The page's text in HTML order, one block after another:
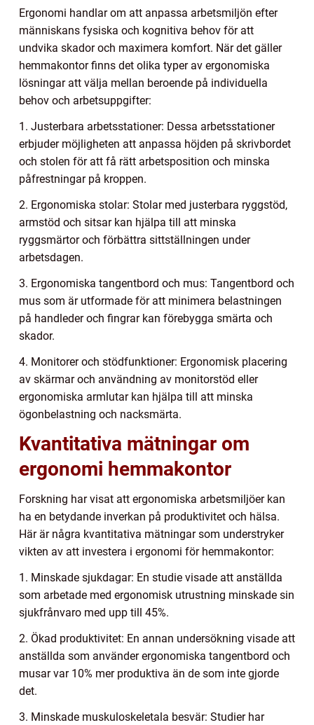
Ergonomi handlar om att anpassa arbetsmiljön efter
människans fysiska och kognitiva behov för att
undvika skador och maximera komfort. När det gäller
hemmakontor finns det olika typer av ergonomiska
lösningar att välja mellan beroende på individuella
behov och arbetsuppgifter:
1. Justerbara arbetsstationer: Dessa arbetsstationer
erbjuder möjligheten att anpassa höjden på skrivbordet
och stolen för att få rätt arbetsposition och minska
påfrestningar på kroppen.
2. Ergonomiska stolar: Stolar med justerbara ryggstöd,
armstöd och sitsar kan hjälpa till att minska
ryggsmärtor och förbättra sittställningen under
arbetsdagen.
3. Ergonomiska tangentbord och mus: Tangentbord och
mus som är utformade för att minimera belastningen
på handleder och fingrar kan förebygga smärta och
skador.
4. Monitorer och stödfunktioner: Ergonomisk placering
av skärmar och användning av monitorstöd eller
ergonomiska armlutar kan hjälpa till att minska
ögonbelastning och nacksmärta.
Kvantitativa mätningar om
ergonomi hemmakontor
Forskning har visat att ergonomiska arbetsmiljöer kan
ha en betydande inverkan på produktivitet och hälsa.
Här är några kvantitativa mätningar som understryker
vikten av att investera i ergonomi för hemmakontor:
1. Minskade sjukdagar: En studie visade att anställda
som arbetade med ergonomisk utrustning minskade sin
sjukfrånvaro med upp till 45%.
2. Ökad produktivitet: En annan undersökning visade att
anställda som använder ergonomiska tangentbord och
musar var 10% mer produktiva än de som inte gjorde
det.
3. Minskade muskuloskeletala besvär: Studier har